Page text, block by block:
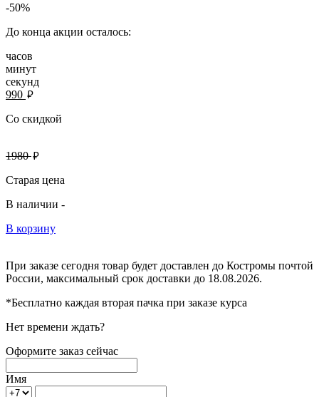
-50%
До конца акции осталось:
часов
минут
секунд
990 руб.
Со скидкой
1980руб.
Старая цена
В наличии -
В корзину
При заказе сегодня товар будет доставлен до Костромы почтой
России, максимальный срок доставки до 18.08.2026.
*Бесплатно каждая вторая пачка при заказе курса
Нет времени ждать?
Оформите заказ сейчас
Имя